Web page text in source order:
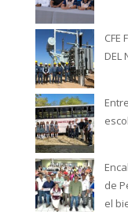
CFE
DEL
de
el